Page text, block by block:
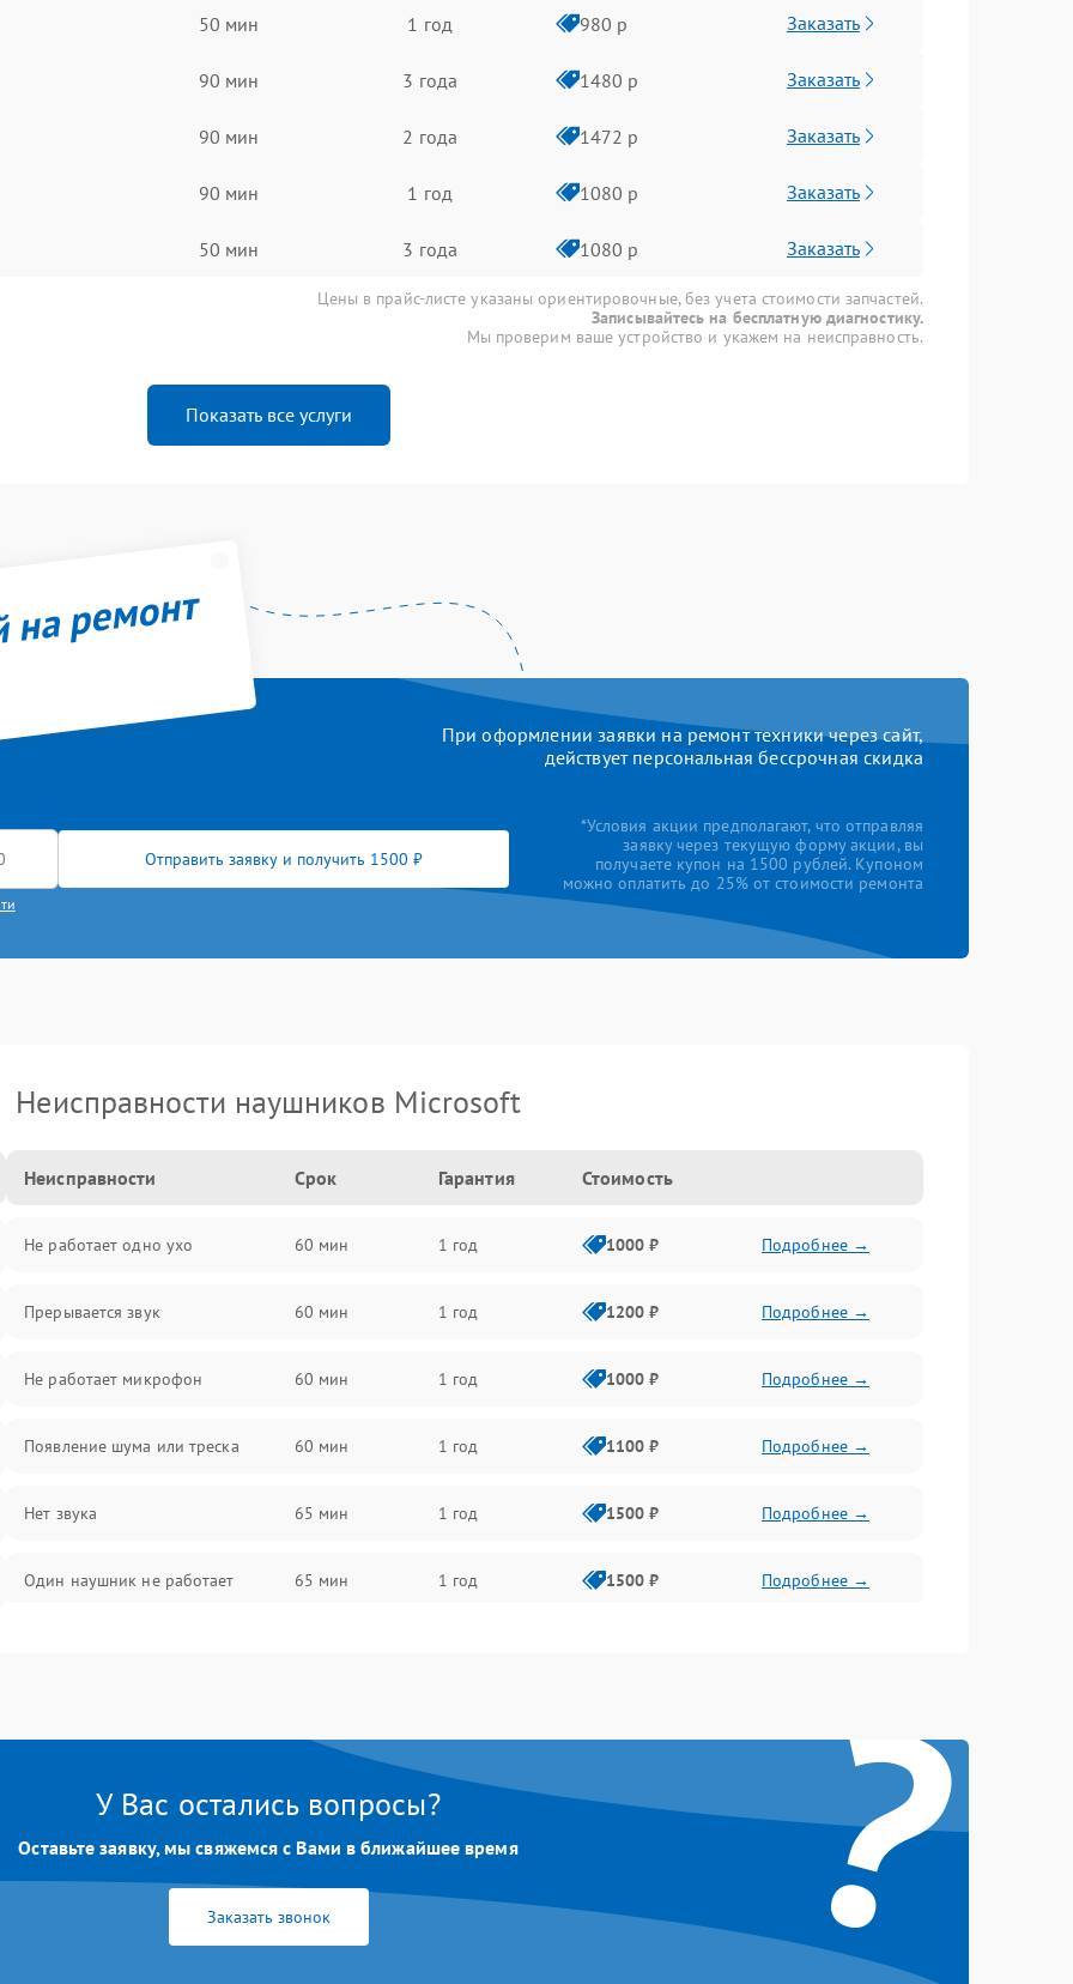
50 мин 1 год 980 р Заказать
90 мин 3 года 1480 р Заказать
90 мин 2 года 1472 р Заказать
90 мин 1 год 1080 р Заказать
50 мин 3 года 1080 р Заказать
Цены в прайс-листе указаны ориентировочные, без учета стоимости запчастей.
Записывайтесь на бесплатную диагностику.
Мы проверим ваше устройство и укажем на неисправность.
Показать все услуги
ремонт
При оформлении заявки на ремонт техники через сайт,
действует персональная бессрочная скидка
Отправить заявку и получить 1500 ₽
*Условия акции предполагают, что отправляя
заявку через текущую форму акции, вы
получаете купон на 1500 рублей. Купоном
можно оплатить до 25% от стоимости ремонта
Неисправности наушников Microsoft
Неисправности Срок Гарантия Стоимость
Не работает одно ухо 60 мин 1 год 1000 ₽ Подробнее →
Прерывается звук 60 мин 1 год 1200 ₽ Подробнее →
Не работает микрофон 60 мин 1 год 1000 ₽ Подробнее →
Появление шума или треска 60 мин 1 год 1100 ₽ Подробнее →
Нет звука 65 мин 1 год 1500 ₽ Подробнее →
Один наушник не работает 65 мин 1 год 1500 ₽ Подробнее →
1 год ?
У Вас остались вопросы?
Оставьте заявку, мы свяжемся с Вами в ближайшее время
Заказать звонок